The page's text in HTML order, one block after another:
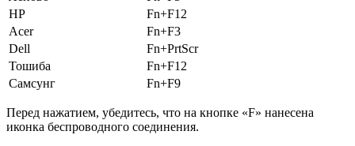
HP
Fn+F12
Acer
Fn+F3
Dell
Fn+PrtScr
Тошиба
Fn+F12
Самсунг
Fn+F9
Перед нажатием, убедитесь, что на кнопке «F» нанесена
иконка беспроводного соединения.